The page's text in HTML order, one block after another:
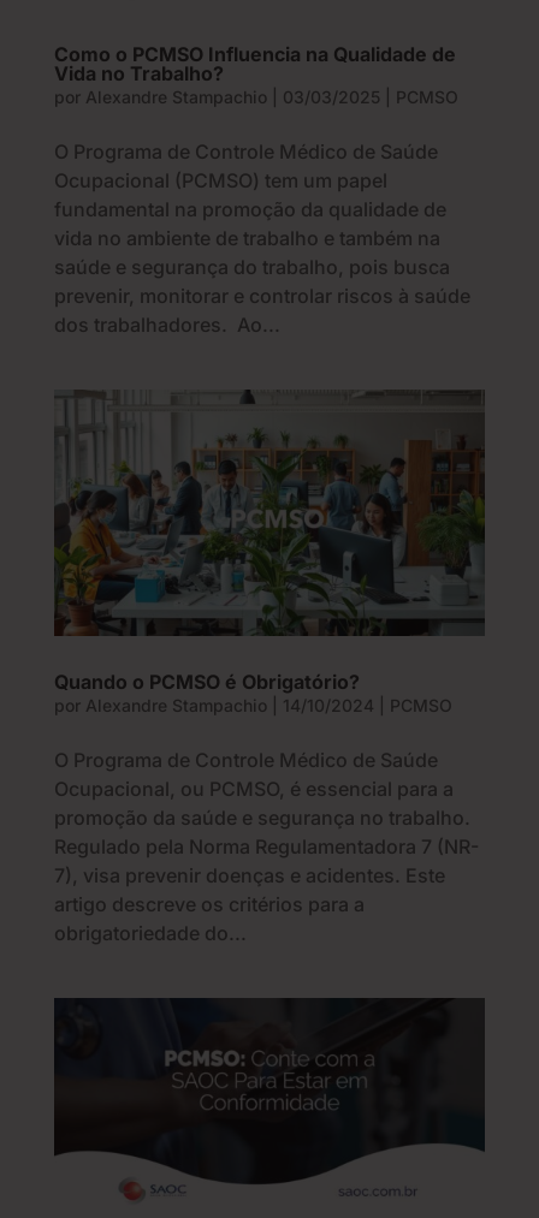
Como o PCMSO Influencia na Qualidade de
Vida no Trabalho?
por Alexandre Stampachio 03/03/2025 PCMSO
O Programa de Controle Médico de Saúde
Ocupacional (PCMSO) tem um papel
fundamental na promoção da qualidade de
vida no ambiente de trabalho e também na
saúde e segurança do trabalho, pois busca
prevenir, monitorar e controlar riscos à saúde
dos trabalhadores. Ao...
Quando o PCMSO é Obrigatório?
por Alexandre Stampachio 14/10/2024 PCMSO
O Programa de Controle Médico de Saúde
Ocupacional, ou PCMSO, é essencial para a
promoção da saúde e segurança no trabalho.
Regulado pela Norma Regulamentadora 7 (NR-
7), visa prevenir doenças e acidentes. Este
artigo descreve os critérios para a
obrigatoriedade do...